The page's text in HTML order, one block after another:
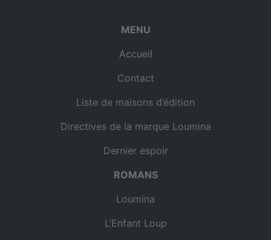
MENU
Accueil
Contact
Liste de maisons d’édition
Directives de la marque Loumina
Dernier espoir
ROMANS
Loumina
L’Enfant Loup